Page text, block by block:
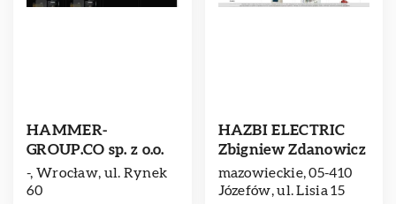
HAMMER-
GROUP.CO sp. z o.o.
-, Wrocław, ul. Rynek
60
HAZBI ELECTRIC
Zbigniew Zdanowicz
mazowieckie, 05-410
Józefów, ul. Lisia 15